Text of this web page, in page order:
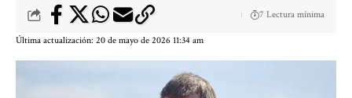
Última actualización: 20 de mayo de 2026 11:34 am
7 Lectura mínima